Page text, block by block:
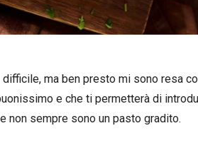
ma ben presto mi sono resa
e che ti permetterà di
non sempre sono un pasto gradito.